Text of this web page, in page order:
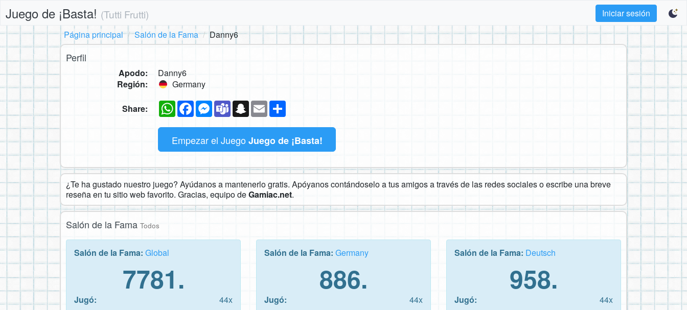
Juego de ¡Basta! (Tutti Frutti)
Iniciar sesión
Página principal
Salón de la Fama Danny6
Perfil
Apodo:
Danny6
Región:
Germany
Share: WhatsAppFacebookMessenger
TeamsSnapchat
Email
Empezar el Juego Juego de ¡Basta!
¿Te ha gustado nuestro juego? Ayúdanos a mantenerlo gratis. Apóyanos contándoselo a tus amigos a través de las redes sociales o escribe una breve
reseña en tu sitio web favorito. Gracias, equipo deGamiac.net.
Salón de la Fama Todos
Salón de la Fama: Global
7781.
Jugó:
44x
Salón de la Fama: Germany
886.
Jugó:
44x
Salón de la Fama: Deutsch
958.
Jugó:
44x